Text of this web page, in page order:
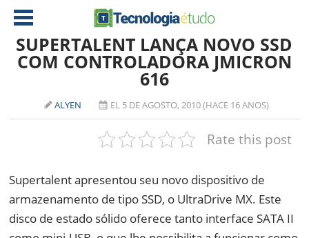
NVIDIA
TABLETS
NOKIA
DOWNLOADS
SUPERTALENT LANÇA NOVO SSD
COM CONTROLADORA JMICRON
616
ALYEN EL 5 DE AGOSTO, 2010 (HACE 16 ANOS)
Rate this post
Supertalent apresentou seu novo dispositivo de
armazenamento de tipo SSD, o UltraDrive MX. Este
disco de estado sólido oferece tanto interface SATA II